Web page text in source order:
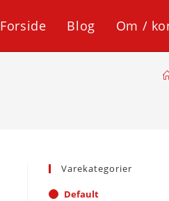
Forside Blog Om /
Varekategorier
Default